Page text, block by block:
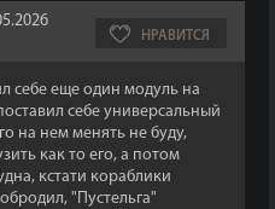
НРАВИТСЯ
себе еще один модуль на
себе универсальный
на нем менять не буду,
как то его, а потом
кстати кораблики
"Пустельга"